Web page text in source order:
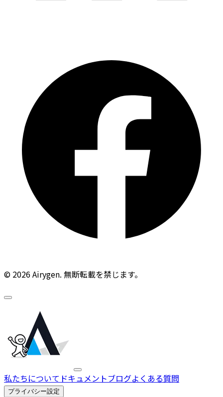
© 2026 Airygen. 無断転載を禁じます。
私たちについて ドキュメントブログよくある質問
プライバシー設定